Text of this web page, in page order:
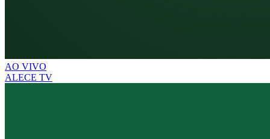
AO VIVO
ALECE TV